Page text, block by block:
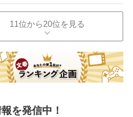
11位から20位を見る
を発信中！